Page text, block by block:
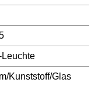
Kunststoff/Glas